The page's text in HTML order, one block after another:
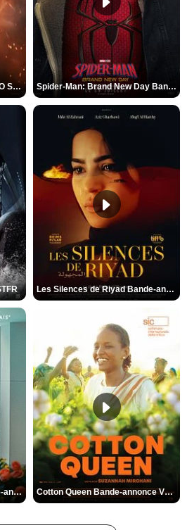
L'Odyssée Bande-annonce VO STFR Spider-Man: Brand New Day Bande-annonce VO STFR
Les Silences de Riyad Bande-annonce VO STFR
Des Fleurs pour Tokyo Bande-annonce VO STFR Cotton Queen Bande-annonce VO STFR